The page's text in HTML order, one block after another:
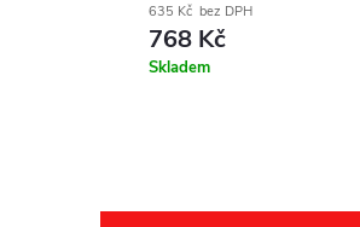
635 Kč bez DPH
768 Kč
Skladem